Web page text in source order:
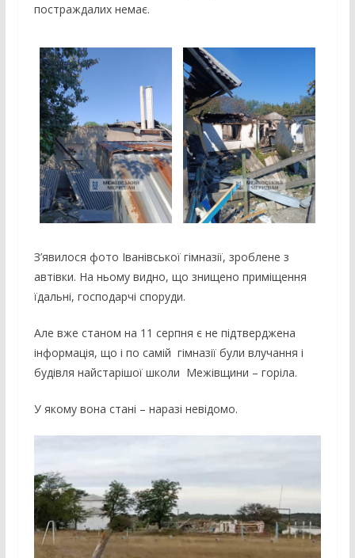
постраждалих немає.
З’явилося фото Іванівської гімназії, зроблене з
автівки. На ньому видно, що знищено приміщення
їдальні, господарчі споруди.
Але вже станом на 11 серпня є не підтверджена
інформація, що і по самій гімназії були влучання і
будівля найстарішої школи Межівщини – горіла.
У якому вона стані – наразі невідомо.